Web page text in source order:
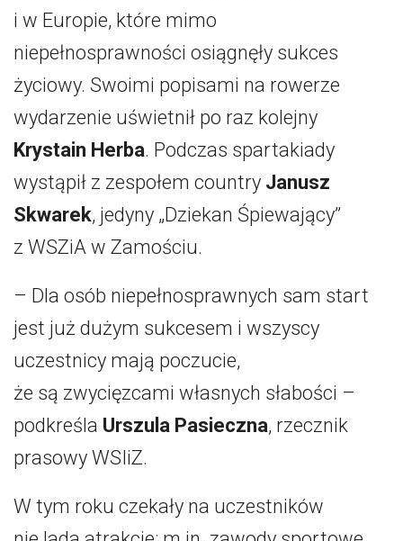
i w Europie, które mimo
niepełnosprawności osiągnęły sukces
życiowy. Swoimi popisami na rowerze
wydarzenie uświetnił po raz kolejny
Krystain Herba. Podczas spartakiady
wystąpił z zespołem country Janusz
Skwarek, jedyny „Dziekan Śpiewający”
z WSZiA w Zamościu.
– Dla osób niepełnosprawnych sam start
jest już dużym sukcesem i wszyscy
uczestnicy mają poczucie,
że są zwycięzcami własnych słabości –
podkreśla Urszula Pasieczna, rzecznik
prasowy WSIiZ.
W tym roku czekały na uczestników